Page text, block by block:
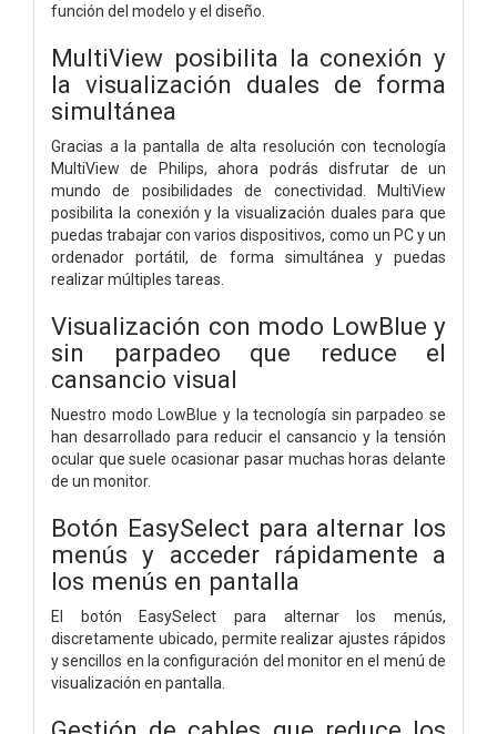
función del modelo y el diseño.
MultiView posibilita la conexión y
la visualización duales de forma
simultánea
Gracias a la pantalla de alta resolución con tecnología
MultiView de Philips, ahora podrás disfrutar de un
mundo de posibilidades de conectividad. MultiView
posibilita la conexión y la visualización duales para que
puedas trabajar con varios dispositivos, como un PC y un
ordenador portátil, de forma simultánea y puedas
realizar múltiples tareas.
Visualización con modo LowBlue y
sin parpadeo que reduce el
cansancio visual
Nuestro modo LowBlue y la tecnología sin parpadeo se
han desarrollado para reducir el cansancio y la tensión
ocular que suele ocasionar pasar muchas horas delante
de un monitor.
Botón EasySelect para alternar los
menús y acceder rápidamente a
los menús en pantalla
El botón EasySelect para alternar los menús,
discretamente ubicado, permite realizar ajustes rápidos
y sencillos en la configuración del monitor en el menú de
visualización en pantalla.